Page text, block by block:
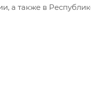
а также в